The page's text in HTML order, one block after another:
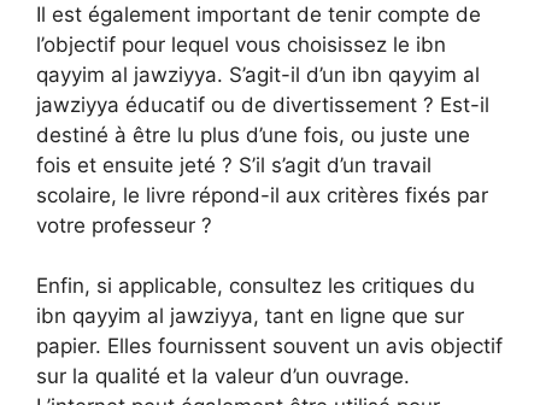
Il est également important de tenir compte de
l’objectif pour lequel vous choisissez le ibn
qayyim al jawziyya. S’agit-il d’un ibn qayyim al
jawziyya éducatif ou de divertissement ? Est-il
destiné à être lu plus d’une fois, ou juste une
fois et ensuite jeté ? S’il s’agit d’un travail
scolaire, le livre répond-il aux critères fixés par
votre professeur ?
Enfin, si applicable, consultez les critiques du
ibn qayyim al jawziyya, tant en ligne que sur
papier. Elles fournissent souvent un avis objectif
sur la qualité et la valeur d’un ouvrage.